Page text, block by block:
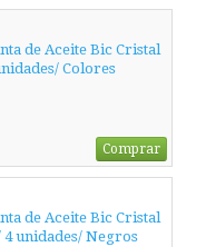
de Aceite Bic Cristal
Colores
Comprar
de Aceite Bic Cristal
4 unidades/ Negros